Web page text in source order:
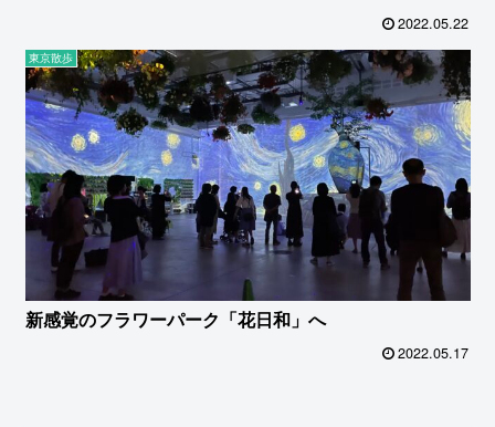
2022.05.22
東京散歩
新感覚のフラワーパーク「花日和」へ
2022.05.17